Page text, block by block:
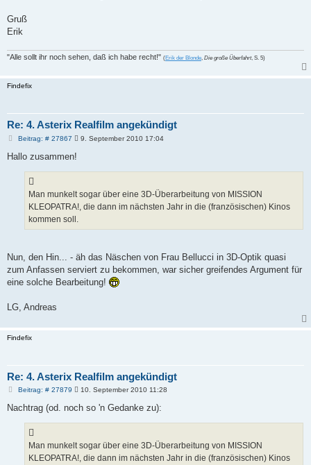
Gruß
Erik
"Alle sollt ihr noch sehen, daß ich habe recht!" (Erik der Blonde, Die große Überfahrt, S. 5)
Findefix
Re: 4. Asterix Realfilm angekündigt
Beitrag: # 27867B
i
r
9. September 2010 17:04
Hallo zusammen!
Man munkelt sogar über eine 3D-Überarbeitung von MISSION
KLEOPATRA!, die dann im nächsten Jahr in die (französischen) Kinos
kommen soll.
Nun, den Hin... - äh das Näschen von Frau Bellucci in 3D-Optik quasi
zum Anfassen serviert zu bekommen, war sicher greifendes Argument für
eine solche Bearbeitung!
LG, Andreas
Findefix
Re: 4. Asterix Realfilm angekündigt
Beitrag: # 27879B
i
r
10. September 2010 11:28
Nachtrag (od. noch so 'n Gedanke zu):
Man munkelt sogar über eine 3D-Überarbeitung von MISSION
KLEOPATRA!, die dann im nächsten Jahr in die (französischen) Kinos